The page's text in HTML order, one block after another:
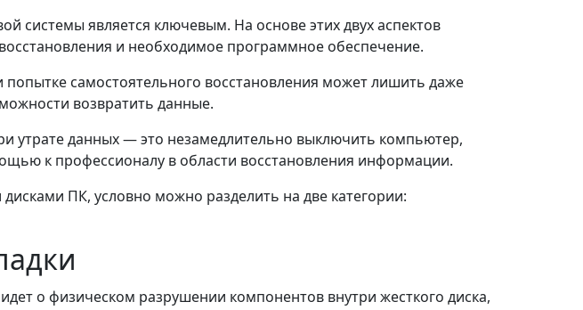
системы является ключевым. На основе этих двух аспектов
и необходимое программное обеспечение.
попытке самостоятельного восстановления может лишить даже
возвратить данные.
утрате данных — это незамедлительно выключить компьютер,
к профессионалу в области восстановления информации.
ПК, условно можно разделить на две категории:
о физическом разрушении компонентов внутри жесткого диска,